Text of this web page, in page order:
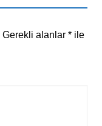
Gerekli alanlar *ile